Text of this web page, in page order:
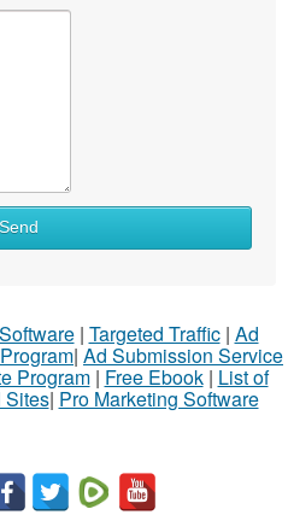
Send
| Targeted Traffic| Ad
| Ad Submission Service
Program| Free Ebook| List of
Sites| Pro Marketing Software